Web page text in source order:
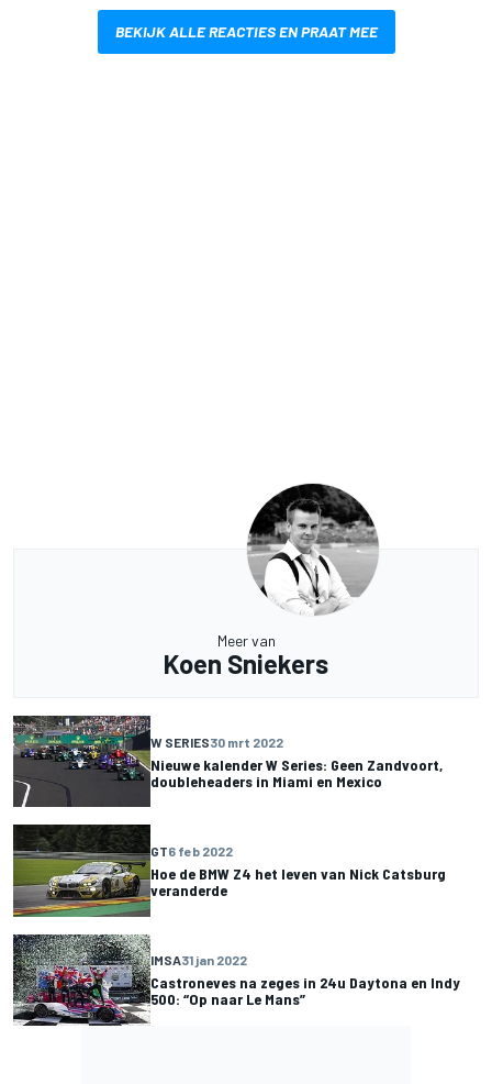
BEKIJK ALLE REACTIES EN PRAAT MEE
Meer van
Koen Sniekers
W SERIES30 mrt 2022
Nieuwe kalender W Series: Geen Zandvoort,
doubleheaders in Miami en Mexico
GT6 feb 2022
Hoe de BMW Z4 het leven van Nick Catsburg
veranderde
IMSA31 jan 2022
Castroneves na zeges in 24u Daytona en Indy
500: “Op naar Le Mans”